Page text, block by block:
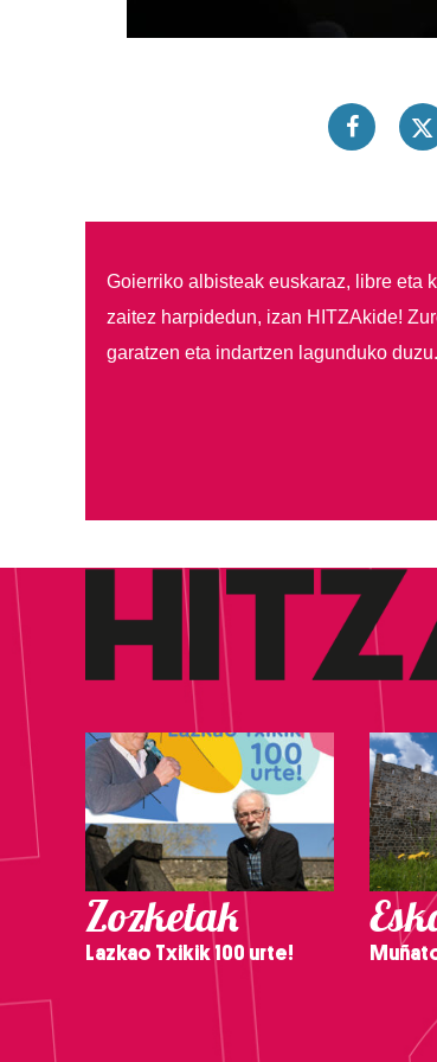
Goierriko albisteak euskaraz, libre eta
zaitez harpidedun, izan HITZAkide!
garatzen eta indartzen lagunduko duzu.
Zozketak
Lazkao Txikik 100 urte!